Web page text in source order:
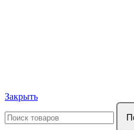
Закрыть